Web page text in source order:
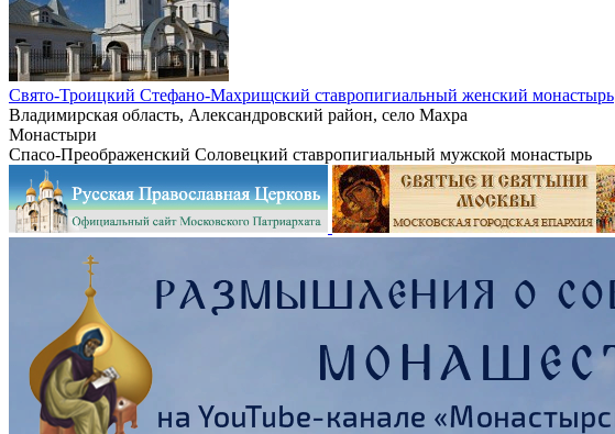
Свято-Троицкий Стефано-Махрищский ставропигиальный женский монастырь
Владимирская область, Александровский район, село Махра
Монастыри
Спасо-Преображенский Соловецкий ставропигиальный мужской монастырь